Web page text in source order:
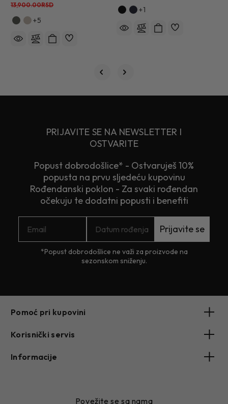
13,900.00RSD
+5
+1
PRIJAVITE SE NA NEWSLETTER I
OSTVARITE
Popust dobrodošlice* - Ostvaruješ 10%
popusta na prvu sljedeću kupovinu
Rođendanski poklon - Za svaki rođendan
očekuju te dodatni popusti i benefiti
Prijavite se
*Popust dobrodošlice ne važi za proizvode na
sezonskom sniženju.
Pomoć pri kupovini
Korisnički servis
Informacije
Povežite se sa nama